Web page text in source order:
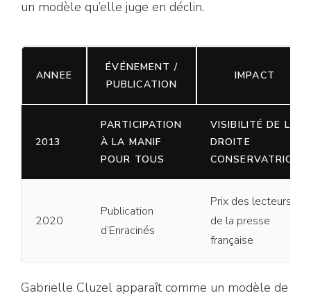
un modèle qu’elle juge en déclin.
ANNEE
ÉVÉNEMENT /
PUBLICATION
IMPACT
2013
PARTICIPATION
À LA MANIF
POUR TOUS
VISIBILITÉ DE LA
DROITE
CONSERVATRICE
2020
Publication
d’Enracinés
Prix des lecteurs
de la presse
française
Gabrielle Cluzel apparaît comme un modèle de